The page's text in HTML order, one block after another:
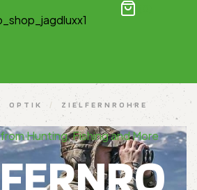
OPTIK / ZIELFERNROHRE
Hunting, Fishing and More